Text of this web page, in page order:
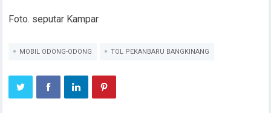
Foto. seputar Kampar
MOBIL ODONG-ODONG TOL PEKANBARU BANGKINANG